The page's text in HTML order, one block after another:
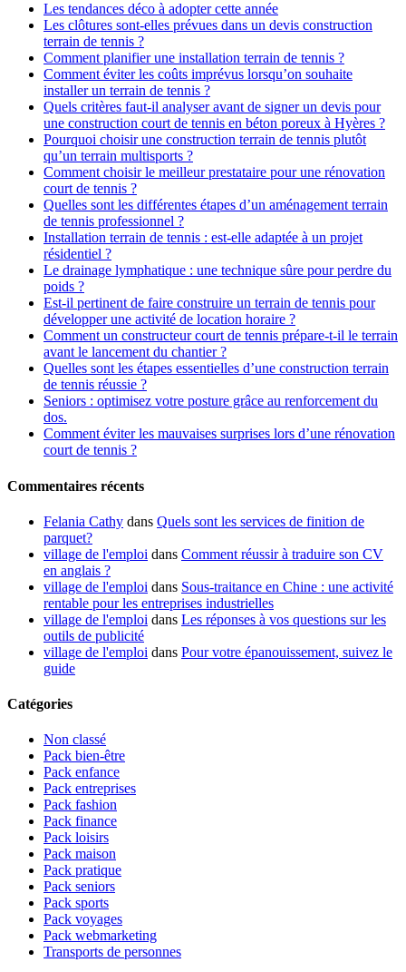
Les tendances déco à adopter cette année
Les clôtures sont-elles prévues dans un devis construction
terrain de tennis ?
Comment planifier une installation terrain de tennis ?
Comment éviter les coûts imprévus lorsqu’on souhaite
installer un terrain de tennis ?
Quels critères faut-il analyser avant de signer un devis pour
une construction court de tennis en béton poreux à Hyères ?
Pourquoi choisir une construction terrain de tennis plutôt
qu’un terrain multisports ?
Comment choisir le meilleur prestataire pour une rénovation
court de tennis ?
Quelles sont les différentes étapes d’un aménagement terrain
de tennis professionnel ?
Installation terrain de tennis : est-elle adaptée à un projet
résidentiel ?
Le drainage lymphatique : une technique sûre pour perdre du
poids ?
Est-il pertinent de faire construire un terrain de tennis pour
développer une activité de location horaire ?
Comment un constructeur court de tennis prépare-t-il le terrain
avant le lancement du chantier ?
Quelles sont les étapes essentielles d’une construction terrain
de tennis réussie ?
Seniors : optimisez votre posture grâce au renforcement du
dos.
Comment éviter les mauvaises surprises lors d’une rénovation
court de tennis ?
Commentaires récents
Felania Cathy dans Quels sont les services de finition de
parquet?
village de l'emploi dans Comment réussir à traduire son CV
en anglais ?
village de l'emploi dans Sous-traitance en Chine : une activité
rentable pour les entreprises industrielles
village de l'emploi dans Les réponses à vos questions sur les
outils de publicité
village de l'emploi dans Pour votre épanouissement, suivez le
guide
Catégories
Non classé
Pack bien-être
Pack enfance
Pack entreprises
Pack fashion
Pack finance
Pack loisirs
Pack maison
Pack pratique
Pack seniors
Pack sports
Pack voyages
Pack webmarketing
Transports de personnes